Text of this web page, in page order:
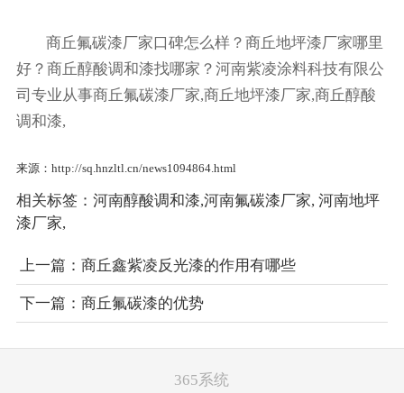
商丘氟碳漆厂家口碑怎么样？商丘地坪漆厂家哪里
好？商丘醇酸调和漆找哪家？河南紫凌涂料科技有限公
司专业从事商丘氟碳漆厂家,商丘地坪漆厂家,商丘醇酸
调和漆,
来源：http://sq.hnzltl.cn/news1094864.html
相关标签： 河南醇酸调和漆,河南氟碳漆厂家,河南地坪
漆厂家,
上一篇： 商丘鑫紫凌反光漆的作用有哪些
下一篇： 商丘氟碳漆的优势
365系统